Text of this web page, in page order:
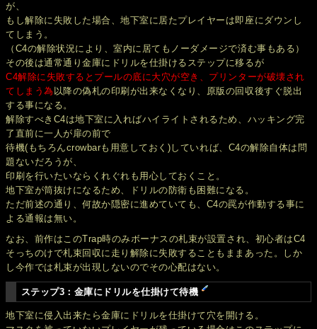
が、
もし解除に失敗した場合、地下室に居たプレイヤーは即座にダウンし
てしまう。
（C4の解除状況により、室内に居てもノーダメージで済む事もある）
その後は通常通り金庫にドリルを仕掛けるステップに移るが
C4解除に失敗するとプールの底に大穴が空き、プリンターが破壊され
てしまう為 以降の偽札の印刷が出来なくなり、原版の回収後すぐ脱出
する事になる。
解除すべきC4は地下室に入ればハイライトされるため、ハッキング完
了直前に一人が扉の前で
待機(もちろんcrowbarも用意しておく)していれば、C4の解除自体は問
題ないだろうが、
印刷を行いたいならくれぐれも用心しておくこと。
地下室が筒抜けになるため、ドリルの防衛も困難になる。
ただ前述の通り、何故か隠密に進めていても、C4の罠が作動する事に
よる通報は無い。
なお、前作はこのTrap時のみボーナスの札束が設置され、初心者はC4
そっちのけで札束回収に走り解除に失敗することもままあった。しか
し今作では札束が出現しないのでその心配はない。
ステップ3：金庫にドリルを仕掛けて待機
地下室に侵入出来たら金庫にドリルを仕掛けて穴を開ける。